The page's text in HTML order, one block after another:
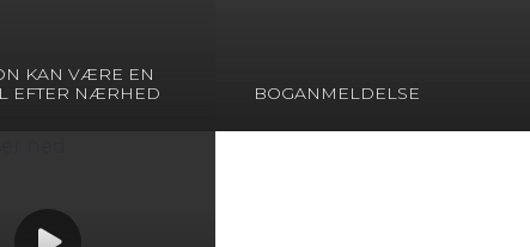
KAN VÆRE EN
EFTER NÆRHED
BOGANMELDELSE